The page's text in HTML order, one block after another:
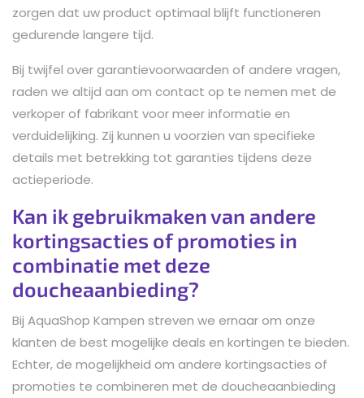
zorgen dat uw product optimaal blijft functioneren
gedurende langere tijd.
Bij twijfel over garantievoorwaarden of andere vragen,
raden we altijd aan om contact op te nemen met de
verkoper of fabrikant voor meer informatie en
verduidelijking. Zij kunnen u voorzien van specifieke
details met betrekking tot garanties tijdens deze
actieperiode.
Kan ik gebruikmaken van andere
kortingsacties of promoties in
combinatie met deze
doucheaanbieding?
Bij AquaShop Kampen streven we ernaar om onze
klanten de best mogelijke deals en kortingen te bieden.
Echter, de mogelijkheid om andere kortingsacties of
promoties te combineren met de doucheaanbieding